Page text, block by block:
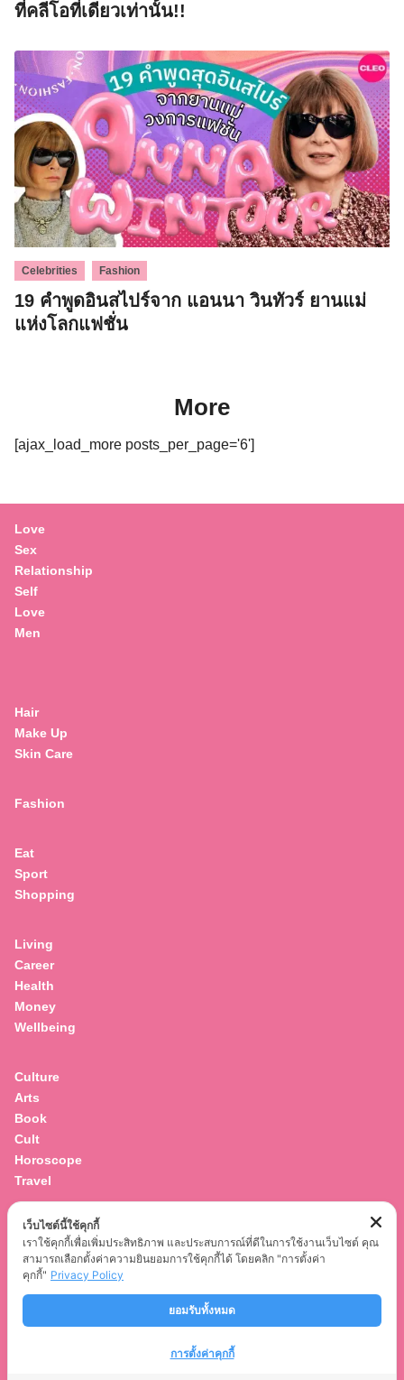
ที่คลีโอที่เดียวเท่านั้น!!
Celebrities Fashion
19 คำพูดอินสไปร์จาก แอนนา วินทัวร์ ยานแม่
แห่งโลกแฟชั่น
More
[ajax_load_more posts_per_page='6']
Love
Sex
Relationship
Self
Love
Men
Hair
Make Up
Skin Care
Fashion
Eat
Sport
Shopping
Living
Career
Health
Money
Wellbeing
Culture
Arts
Book
Cult
Horoscope
Travel
Entertainment
Celebrity
Movies
Musics
เว็บไซต์นี้ใช้คุกกี้
เราใช้คุกกี้เพื่อเพิ่มประสิทธิภาพ และประสบการณ์ที่ดีในการใช้งานเว็บไซต์ คุณ
สามารถเลือกตั้งค่าความยินยอมการใช้คุกกี้ได้ โดยคลิก "การตั้งค่า
คุกกี้" Privacy Policy
ยอมรับทั้งหมด
การตั้งค่าคุกกี้